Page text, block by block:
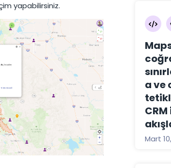
yapabilirsiniz.
a ve
CRM
Mart